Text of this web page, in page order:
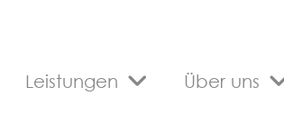
Leistungen Über uns